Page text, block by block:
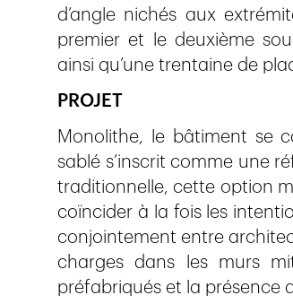
d’angle nichés aux
premier et le deuxième
ainsi qu’une trentaine de
PROJET
Monolithe, le bâtiment se
sablé s’inscrit comme une
traditionnelle, cette option
coïncider à la fois les
conjointement entre
charges dans les murs
préfabriqués et la présence